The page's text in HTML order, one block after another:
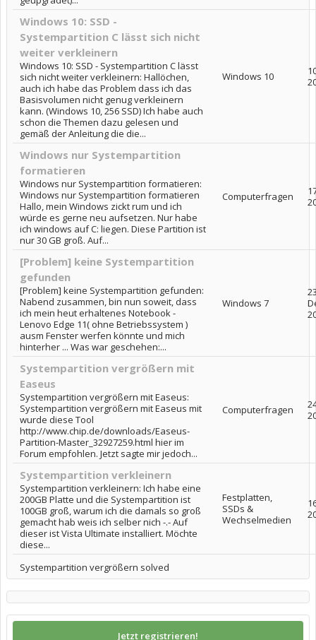
Windows 10: SSD -
Systempartition C lässt sich nicht
weiter verkleinern
Windows 10: SSD - Systempartition C lässt
sich nicht weiter verkleinern: Hallöchen,
auch ich habe das Problem dass ich das
Basisvolumen nicht genug verkleinern
kann. (Windows 10, 256 SSD) Ich habe auch
schon die Themen dazu gelesen und
gemäß der Anleitung die die...
Windows 10
Windows nur Systempartition
formatieren
Windows nur Systempartition formatieren:
Windows nur Systempartition formatieren
Hallo, mein Windows zickt rum und ich
würde es gerne neu aufsetzen. Nur habe
ich windows auf C: liegen. Diese Partition ist
nur 30 GB groß. Auf...
Computerfragen
[Problem] keine Systempartition
gefunden
[Problem] keine Systempartition gefunden:
Nabend zusammen, bin nun soweit, dass
ich mein heut erhaltenes Notebook -
Lenovo Edge 11( ohne Betriebssystem )
ausm Fenster werfen könnte und mich
hinterher ... Was war geschehen:...
Windows 7
Systempartition vergrößern mit
Easeus
Systempartition vergrößern mit Easeus:
Systempartition vergrößern mit Easeus mit
wurde diese Tool
http://www.chip.de/downloads/Easeus-
Partition-Master_32927259.html hier im
Forum empfohlen. Jetzt sagte mir jedoch...
Computerfragen
Systempartition verkleinern
Systempartition verkleinern: Ich habe eine
200GB Platte und die Systempartition ist
100GB groß, warum ich die damals so groß
gemacht hab weis ich selber nich -.- Auf
dieser ist Vista Ultimate installiert. Möchte
diese...
Festplatten,
SSDs &
Wechselmedien
Systempartition vergrößern solved
Jetzt registrieren!